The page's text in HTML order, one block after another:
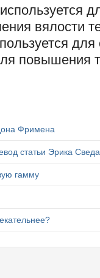
вялости
для
повышения
Фримена
статьи Эрика
гамму